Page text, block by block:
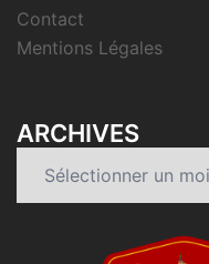
Contact
Mentions Légales
ARCHIVES